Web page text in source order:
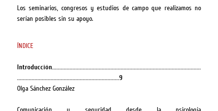
Los seminarios, congresos y estudios de campo que realizamos no
serían posibles sin su apoyo.
ÍNDICE
Introducción......................................................................................................
......................................................................9
Olga Sánchez González